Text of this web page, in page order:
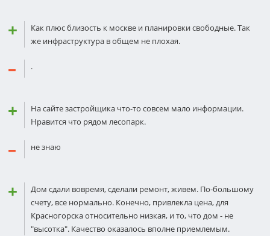
Как плюс близость к москве и планировки свободные. Так
же инфраструктура в общем не плохая.
.
На сайте застройщика что-то совсем мало информации.
Нравится что рядом лесопарк.
не знаю
Дом сдали вовремя, сделали ремонт, живем. По-большому
счету, все нормально. Конечно, привлекла цена, для
Красногорска относительно низкая, и то, что дом - не
"высотка". Качество оказалось вполне приемлемым.